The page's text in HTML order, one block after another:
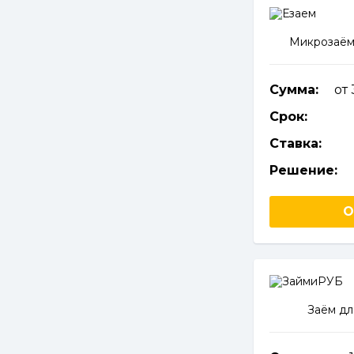
Сумма:
от
Срок:
Ставка:
Решение:
Заём